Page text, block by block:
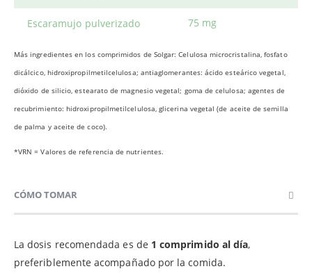
Escaramujo pulverizado 75 mg
Más ingredientes en los comprimidos de Solgar: Celulosa microcristalina, fosfato
dicálcico, hidroxipropilmetilcelulosa; antiaglomerantes: ácido esteárico vegetal,
dióxido de silicio, estearato de magnesio vegetal; goma de celulosa; agentes de
recubrimiento: hidroxipropilmetilcelulosa, glicerina vegetal (de aceite de semilla
de palma y aceite de coco).
*VRN = Valores de referencia de nutrientes.
CÓMO TOMAR
La dosis recomendada es de 1 comprimido al día,
preferiblemente acompañado por la comida.